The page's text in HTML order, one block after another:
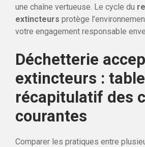
une chaîne vertueuse. Le cycle du
extincteurs protège
votre engagement responsable
Déchetterie
extincteurs :
récapitulatif des
courantes
Comparer les pratiques entre